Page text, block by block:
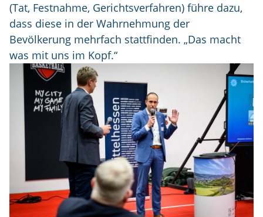
(Tat, Festnahme, Gerichtsverfahren) führe dazu,
dass diese in der Wahrnehmung der
Bevölkerung mehrfach stattfinden. „Das macht
was mit uns im Kopf.“